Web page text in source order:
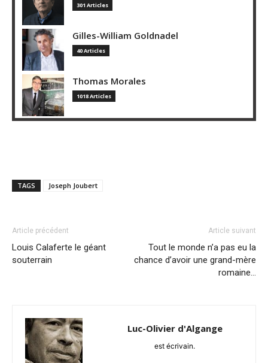
301 Articles
Gilles-William Goldnadel
40 Articles
Thomas Morales
1018 Articles
TAGS Joseph Joubert
Article précédent
Louis Calaferte le géant
souterrain
Article suivant
Tout le monde n’a pas eu la
chance d’avoir une grand-mère
romaine…
Luc-Olivier d'Algange
est écrivain.